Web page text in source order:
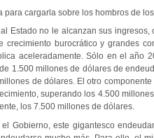
para cargarla sobre los hombros de
Estado no le alcanzan sus
crecimiento burocrático y grandes
aceleradamente. Sólo en el año
1.500 millones de dólares de
de dólares. El otro
superando los 4.500
los 7.500 millones de dólares.
Gobierno, este gigantesco